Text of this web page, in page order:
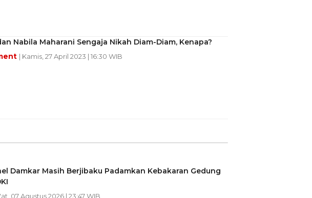
Nabila Maharani Sengaja Nikah Diam-Diam, Kenapa?
| Kamis, 27 April 2023 | 16:30 WIB
Damkar Masih Berjibaku Padamkan Kebakaran Gedung
07 Agustus 2026 | 23:47 WIB